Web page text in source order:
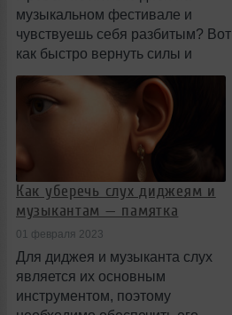
музыкальном фестивале и
чувствуешь себя разбитым? Вот
как быстро вернуть силы и
прийти в норму.
Как уберечь слух диджеям и
музыкантам — памятка
01 февраля 2023
Для диджея и музыканта слух
является их основным
инструментом, поэтому